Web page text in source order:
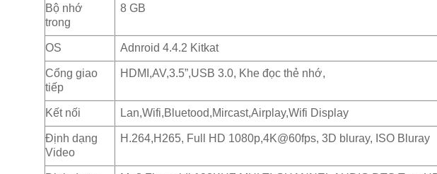
Bộ nhớ
trong
8 GB
OS Adnroid 4.4.2 Kitkat
Cổng giao
tiếp
HDMI,AV,3.5”,USB 3.0, Khe đọc thẻ nhớ,
Kết nối Lan,Wifi,Bluetood,Mircast,Airplay,Wifi Display
Định dạng
Video
H.264,H265, Full HD 1080p,4K@60fps, 3D bluray, ISO Bluray